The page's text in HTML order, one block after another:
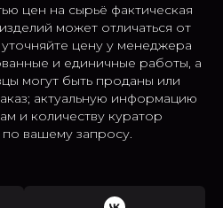
цен на сырьё фактическая
может отличаться от
цену у менеджера
и единичные работы, а
могут быть проданы или
актуальную информацию
и количеству куратор
по вашему запросу.